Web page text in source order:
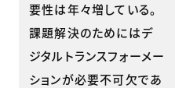
要性は年々増している。
課題解決のためにはデ
ジタルトランスフォーメー
ションが必要不可欠であ